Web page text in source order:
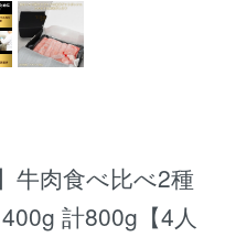
牛肉食べ比べ2種
計800g【4人